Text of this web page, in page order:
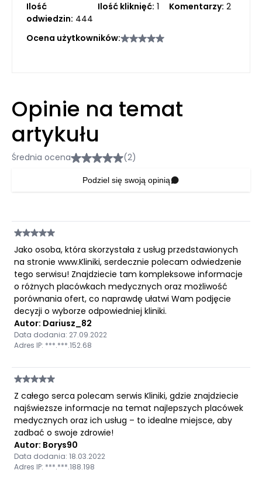
Ilość
odwiedzin: 444
Ilość kliknięć: 1 Komentarzy: 2
Ocena użytkowników:
Opinie na temat
artykułu
Średnia ocena (2)
Podziel się swoją opinią
Jako osoba, która skorzystała z usług przedstawionych
na stronie www.Kliniki, serdecznie polecam odwiedzenie
tego serwisu! Znajdziecie tam kompleksowe informacje
o różnych placówkach medycznych oraz możliwość
porównania ofert, co naprawdę ułatwi Wam podjęcie
decyzji o wyborze odpowiedniej kliniki.
Autor: Dariusz_82
Data dodania: 27.09.2022
Adres IP: ***.***.152.68
Z całego serca polecam serwis Kliniki, gdzie znajdziecie
najświeższe informacje na temat najlepszych placówek
medycznych oraz ich usług – to idealne miejsce, aby
zadbać o swoje zdrowie!
Autor: Borys90
Data dodania: 18.03.2022
Adres IP: ***.***.188.198